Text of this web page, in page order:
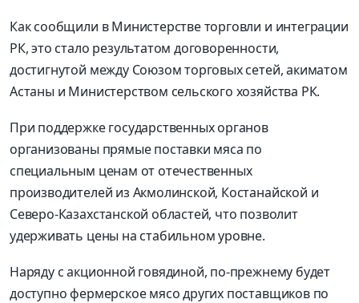
Как сообщили в Министерстве торговли и интеграции
РК, это стало результатом договоренности,
достигнутой между Союзом торговых сетей, акиматом
Астаны и Министерством сельского хозяйства РК.
При поддержке государственных органов
организованы прямые поставки мяса по
специальным ценам от отечественных
производителей из Акмолинской, Костанайской и
Северо-Казахстанской областей, что позволит
удерживать цены на стабильном уровне.
Наряду с акционной говядиной, по-прежнему будет
доступно фермерское мясо других поставщиков по